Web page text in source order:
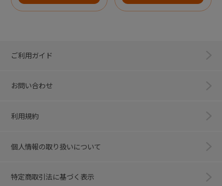
ご利用ガイド
お問い合わせ
利用規約
個人情報の取り扱いについて
特定商取引法に基づく表示